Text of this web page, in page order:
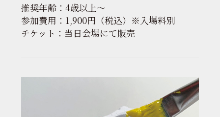
推奨年齢：4歳以上〜
参加費用：1,900円（税込）※入場料別
チケット：当日会場にて販売